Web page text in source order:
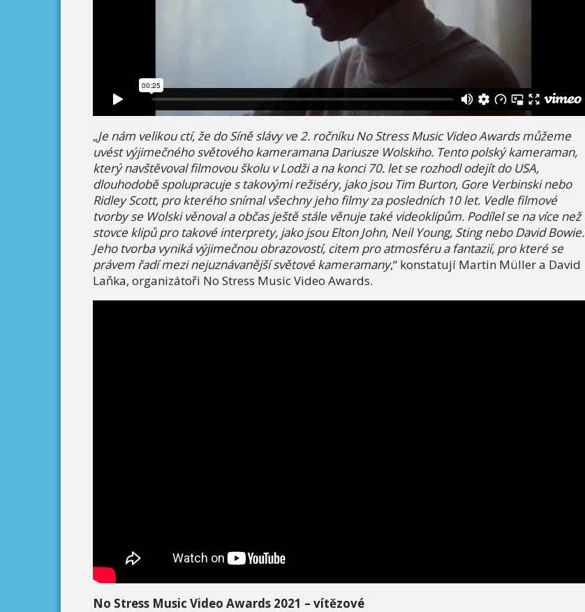
„Je nám velikou ctí, že do Síně slávy ve 2. ročníku No Stress Music Video Awards můžeme
uvést výjimečného světového kameramana Dariusze Wolskiho. Tento polský kameraman,
který navštěvoval filmovou školu v Lodži a na konci 70. let se rozhodl odejít do USA,
dlouhodobě spolupracuje s takovými režiséry, jako jsou Tim Burton, Gore Verbinski nebo
Ridley Scott, pro kterého snímal všechny jeho filmy za posledních 10 let. Vedle filmové
tvorby se Wolski věnoval a občas ještě stále věnuje také videoklipům. Podílel se na více než
stovce klipů pro takovéinterprety, jako jsou Elton John, Neil Young, Sting nebo David Bowie.
Jeho tvorba vyniká výjimečnou obrazovostí, citem pro atmosféru a fantazií, pro kterése
právem řadí mezi nejuznávanější světovékameramany,“ konstatují Martin Müller a David
Laňka, organizátoři No Stress Music Video Awards.
No Stress Music Video Awards 2021 – vítězové